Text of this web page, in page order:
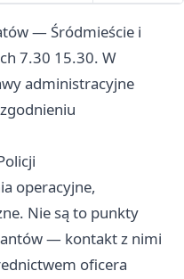
— Śródmieście i
7.30 15.30. W
administracyjne
operacyjne,
Nie są to punkty
— kontakt z nimi
oficera